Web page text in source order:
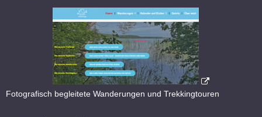
Fotografisch begleitete Wanderungen und Trekkingtouren